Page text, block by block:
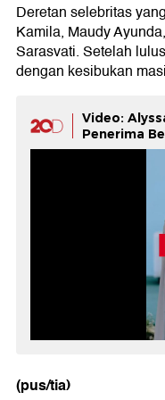
Deretan selebritas
Kamila, Maudy
Sarasvati. Setelah
dengan kesibukan
Video:
Penerima
(pus/tia)